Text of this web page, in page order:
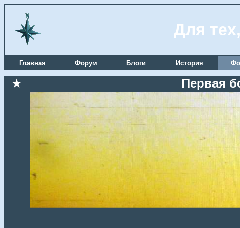
Для
Главная Форум Блоги История
★ Первая